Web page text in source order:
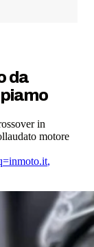
da
in
motore
,